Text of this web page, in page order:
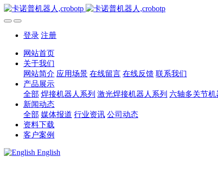
登录 注册
网站首页
关于我们
网站简介 应用场景 在线留言 在线反馈 联系我们
产品展示
全部 焊接机器人系列 激光焊接机器人系列 六轴多关节
新闻动态
全部 媒体报道 行业资讯 公司动态
资料下载
客户案例
English